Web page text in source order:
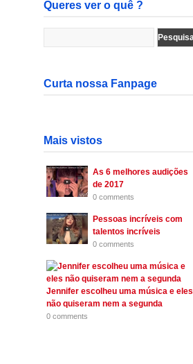
Queres ver o quê ?
Curta nossa Fanpage
Mais vistos
As 6 melhores audições
de 2017
0 comments
Pessoas incríveis com
talentos incríveis
0 comments
Jennifer escolheu uma música e eles
não quiseram nem a segunda
0 comments